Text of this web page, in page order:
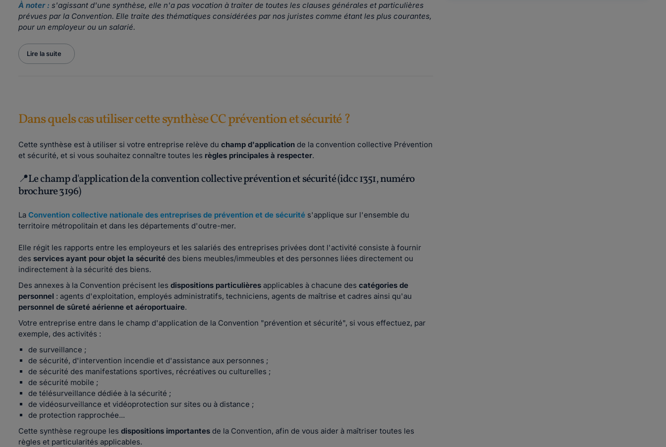
À noter : s'agissant d'une synthèse, elle n'a pas vocation à traiter de toutes les clauses générales et particulières
prévues par la Convention. Elle traite des thématiques considérées par nos juristes comme étant les plus courantes,
pour un employeur ou un salarié.
Lire la suite
Dans quels cas utiliser cette synthèse CC prévention et sécurité ?
Cette synthèse est à utiliser si votre entreprise relève du champ d'application de la convention collective Prévention
et sécurité, et si vous souhaitez connaître toutes les règles principales à respecter.
📍Le champ d'application de la convention collective prévention et sécurité (idcc 1351, numéro
brochure 3196)
La Convention collective nationale des entreprises de prévention et de sécurité s'applique sur l'ensemble du
territoire métropolitain et dans les départements d'outre-mer.
Elle régit les rapports entre les employeurs et les salariés des entreprises privées dont l'activité consiste à fournir
des services ayant pour objet la sécurité des biens meubles/immeubles et des personnes liées directement ou
indirectement à la sécurité des biens.
Des annexes à la Convention précisent les dispositions particulières applicables à chacune des catégories de
personnel : agents d'exploitation, employés administratifs, techniciens, agents de maîtrise et cadres ainsi qu'au
personnel de sûreté aérienne et aéroportuaire.
Votre entreprise entre dans le champ d'application de la Convention "prévention et sécurité", si vous effectuez, par
exemple, des activités :
de surveillance ;
de sécurité, d'intervention incendie et d'assistance aux personnes ;
de sécurité des manifestations sportives, récréatives ou culturelles ;
de sécurité mobile ;
de télésurveillance dédiée à la sécurité ;
de vidéosurveillance et vidéoprotection sur sites ou à distance ;
de protection rapprochée...
Cette synthèse regroupe les dispositions importantes de la Convention, afin de vous aider à maîtriser toutes les
règles et particularités applicables.